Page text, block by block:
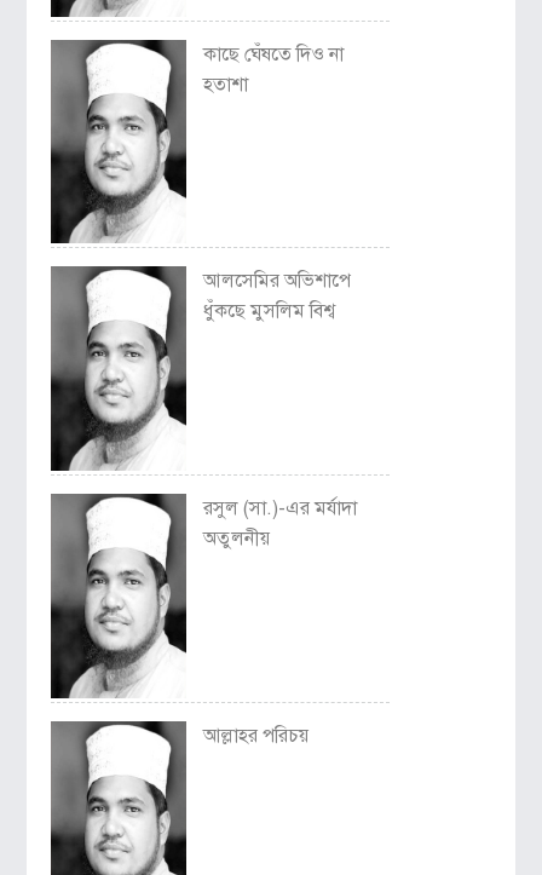
কাছে ঘেঁষতে দিও না
হতাশা
আলসেমির অভিশাপে
ধুঁকছে মুসলিম বিশ্ব
রসুল (সা.)-এর মর্যাদা
অতুলনীয়
আল্লাহর পরিচয়